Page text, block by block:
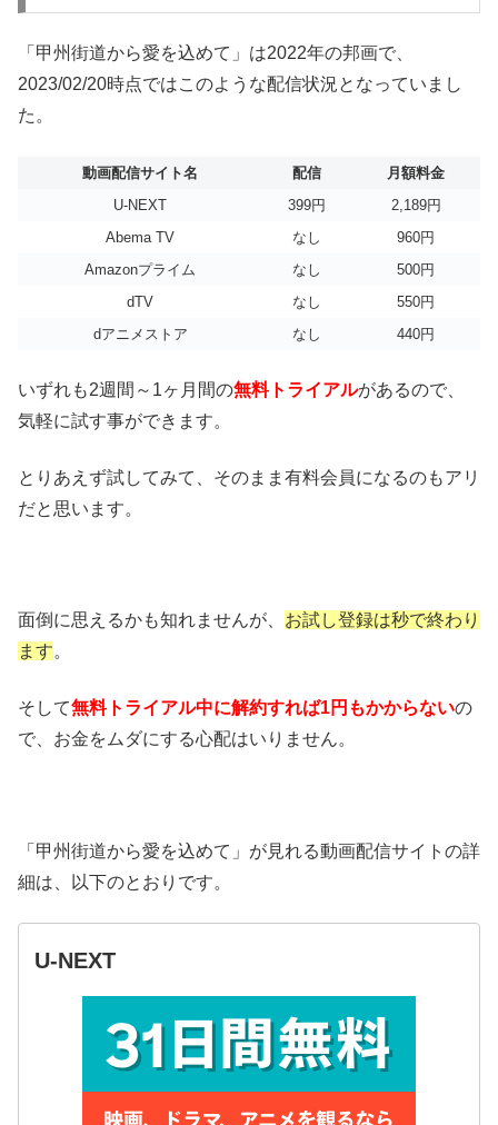
「甲州街道から愛を込めて」は2022年の邦画で、
2023/02/20時点ではこのような配信状況となっていまし
た。
動画配信サイト名 配信
月額料金
U-NEXT
399円
2,189円
Abema TV
なし
960円
Amazonプライム
なし
500円
dTV
なし
550円
dアニメストア
なし 440円
いずれも2週間～1ヶ月間の無料トライアルがあるので、
気軽に試す事ができます。
とりあえず試してみて、そのまま有料会員になるのもアリ
だと思います。
面倒に思えるかも知れませんが、 お試し登録は秒で終わり
ます。
そして無料トライアル中に解約すれば1円もかからないの
で、お金をムダにする心配はいりません。
「甲州街道から愛を込めて」が見れる動画配信サイトの詳
細は、以下のとおりです。
U-NEXT